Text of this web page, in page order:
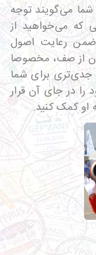
می‌گویند توجه
که می‌خواهید از
ضمن رعایت اصول
از صف، مخصوصا
برای شما
را در جای آن قرار
او کمک کنید.